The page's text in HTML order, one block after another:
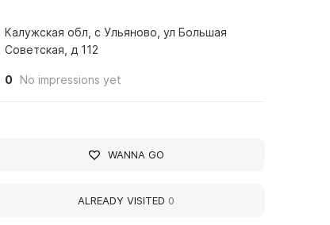
Калужская обл, с Ульяново, ул Большая
Советская, д 112
0 No impressions yet
WANNA GO
ALREADY VISITED 0